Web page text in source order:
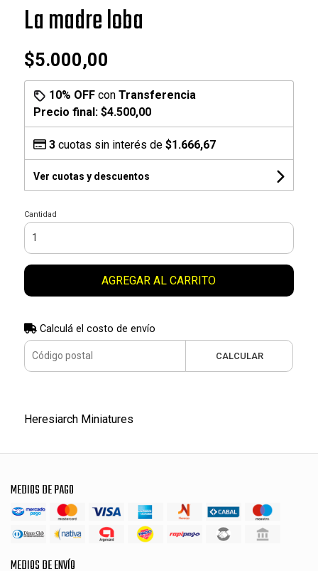
La madre loba
$5.000,00
10% OFFcon Transferencia
Precio final: $4.500,00
3cuotas sin interés de $1.666,67
Ver cuotas y descuentos
Cantidad
AGREGAR AL CARRITO
Calculá el costo de envío
CALCULAR
Heresiarch Miniatures
MEDIOS DE PAGO
MEDIOS DE ENVÍO